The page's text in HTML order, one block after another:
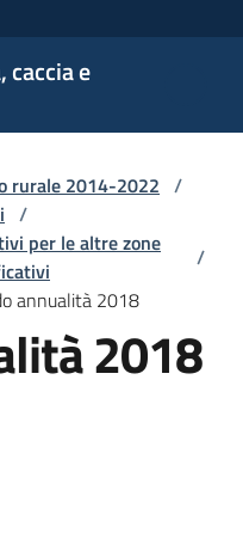
e
rurale 2014-2022 /
/
per le altre zone
/
annualità 2018
2018